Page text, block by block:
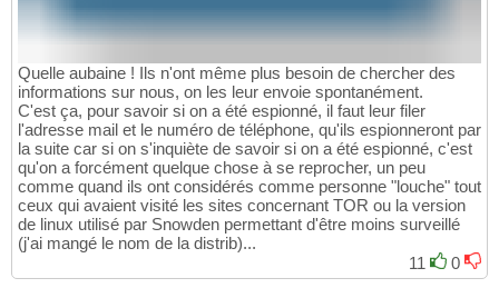
Quelle aubaine ! Ils n'ont même plus besoin de chercher des
informations sur nous, on les leur envoie spontanément.
C'est ça, pour savoir si on a été espionné, il faut leur filer
l'adresse mail et le numéro de téléphone, qu'ils espionneront par
la suite car si on s'inquiète de savoir si on a été espionné, c'est
qu'on a forcément quelque chose à se reprocher, un peu
comme quand ils ont considérés comme personne "louche" tout
ceux qui avaient visité les sites concernant TOR ou la version
de linux utilisé par Snowden permettant d'être moins surveillé
(j'ai mangé le nom de la distrib)...
11
0